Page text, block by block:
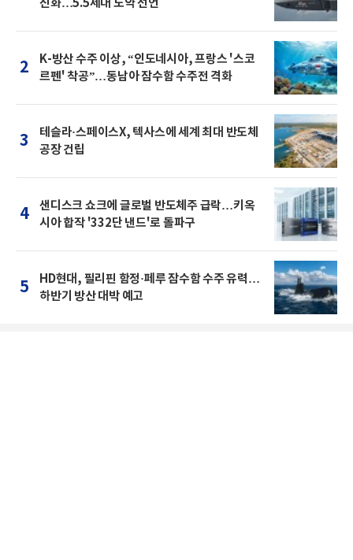
진화…5.5세대 도약 선언
2
K-방산 수주 이상, “인도네시아, 프랑스 '스코
르펜' 착공”…동남아 잠수함 수주전 격화
3
테슬라·스페이스X, 텍사스에 세계 최대 반도체
공장 건립
4
샌디스크 쇼크에 글로벌 반도체주 급락…키옥
시아 합작 '332단 낸드'로 돌파구
5
HD현대, 필리핀 함정·페루 잠수함 수주 유력…
하반기 방산 대박 예고